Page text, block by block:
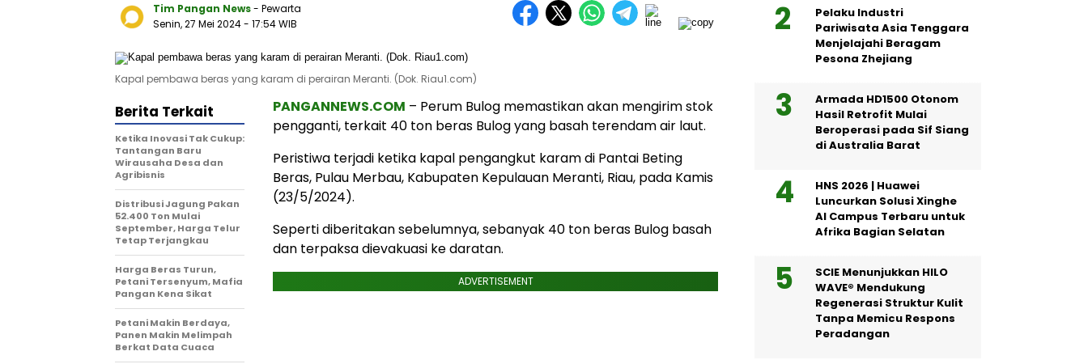
Tim Pangan News- Pewarta
Senin, 27 Mei 2024- 17:54 WIB
Kapal pembawa beras yang karam di perairan Meranti. (Dok. Riau1.com)
PANGANNEWS.COM – Perum Bulog memastikan akan mengirim stok
pengganti, terkait 40 ton beras Bulog yang basah terendam air laut.
Peristiwa terjadi ketika kapal pengangkut karam di Pantai Beting
Beras, Pulau Merbau, Kabupaten Kepulauan Meranti, Riau, pada Kamis
(23/5/2024).
Seperti diberitakan sebelumnya, sebanyak 40 ton beras Bulog basah
dan terpaksa dievakuasi ke daratan.
ADVERTISEMENT
Berita Terkait
Ketika Inovasi Tak Cukup:
Tantangan Baru
Wirausaha Desa dan
Agribisnis
Distribusi Jagung Pakan
52.400 Ton Mulai
September, Harga Telur
Tetap Terjangkau
Harga Beras Turun,
Petani Tersenyum, Mafia
Pangan Kena Sikat
Petani Makin Berdaya,
Panen Makin Melimpah
Berkat Data Cuaca
Pelaku Industri
Pariwisata Asia Tenggara
Menjelajahi Beragam
Pesona Zhejiang
Armada HD1500 Otonom
Hasil Retrofit Mulai
Beroperasi pada Sif Siang
di Australia Barat
HNS 2026 | Huawei
Luncurkan Solusi Xinghe
AI Campus Terbaru untuk
Afrika Bagian Selatan
SCIE Menunjukkan HILO
WAVE® Mendukung
Regenerasi Struktur Kulit
Tanpa Memicu Respons
Peradangan